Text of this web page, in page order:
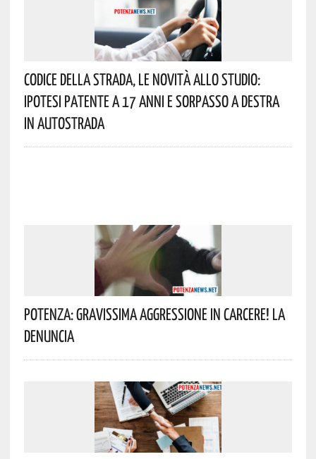
Codice Della Strada, Le Novità Allo Studio:
Ipotesi Patente A 17 Anni E Sorpasso A Destra
In Autostrada
Potenza: Gravissima Aggressione In Carcere! La
Denuncia